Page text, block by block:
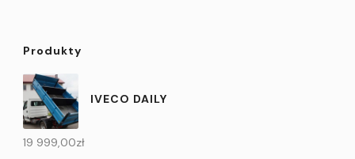
Produkty
IVECO DAILY
19 999,00zł